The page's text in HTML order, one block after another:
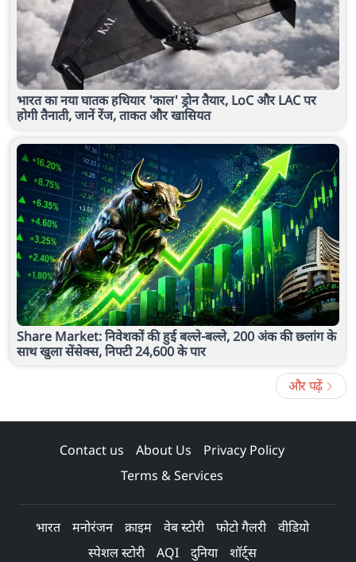
भारत का नया घातक हथियार 'काल' ड्रोन तैयार, LoC और LAC पर
होगी तैनाती, जानें रेंज, ताकत और खासियत
Share Market: निवेशकों की हुई बल्ले-बल्ले, 200 अंक की छलांग के
साथ खुला सेंसेक्स, निफ्टी 24,600 के पार
और पढ़ें
Contact us About Us
Privacy Policy
Terms & Services
भारत मनोरंजन क्राइम वेब स्टोरी फोटो गैलरी
वीडियो
स्पेशल स्टोरी
AQI दुनिया शॉर्ट्स